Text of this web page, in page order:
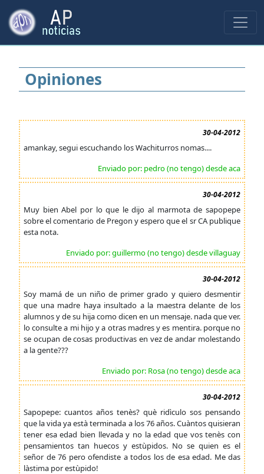
Opiniones
30-04-2012
amankay, segui escuchando los Wachiturros nomas....
Enviado por: pedro (no tengo) desde aca
30-04-2012
Muy bien Abel por lo que le dijo al marmota de sapopepe
sobre el comentario de Pregon y espero que el sr CA publique
esta nota.
Enviado por: guillermo (no tengo) desde villaguay
30-04-2012
Soy mamá de un niño de primer grado y quiero desmentir
que una madre haya insultado a la maestra delante de los
alumnos y de su hija como dicen en un mensaje. nada que ver.
lo consulte a mi hijo y a otras madres y es mentira. porque no
se ocupan de cosas productivas en vez de andar molestando
a la gente???
Enviado por: Rosa (no tengo) desde aca
30-04-2012
Sapopepe: cuantos años tenès? què ridìculo sos pensando
que la vida ya està terminada a los 76 años. Cuàntos quisieran
tener esa edad bien llevada y no la edad que vos tenès con
pensamientos tan huecos y estùpidos. No se quien es el
señor de 76 pero ofendiste a todos los de esa edad. Me das
làstima por estùpido!